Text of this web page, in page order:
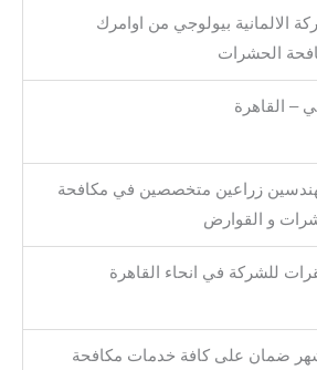
الالمانية بيولوجي من اوامرك
الحشرات
– القاهرة
زراعين متخصصين في مكافحة
و القوارض
ضمان على كافة خدمات مكافحة